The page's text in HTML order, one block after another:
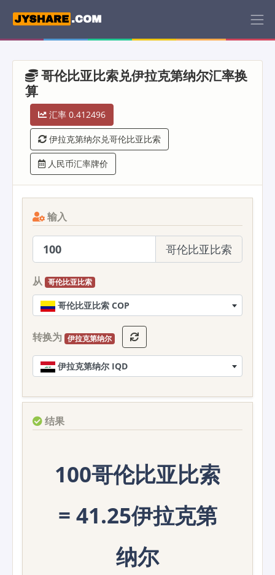
哥伦比亚比索兑伊拉克第纳尔汇率换
算
汇率 0.412496
伊拉克第纳尔兑哥伦比亚比索
人民币汇率牌价
输入
哥伦比亚比索
从 哥伦比亚比索
哥伦比亚比索 COP
转换为 伊拉克第纳尔
伊拉克第纳尔 IQD
结果
100哥伦比亚比索
= 41.25伊拉克第
纳尔